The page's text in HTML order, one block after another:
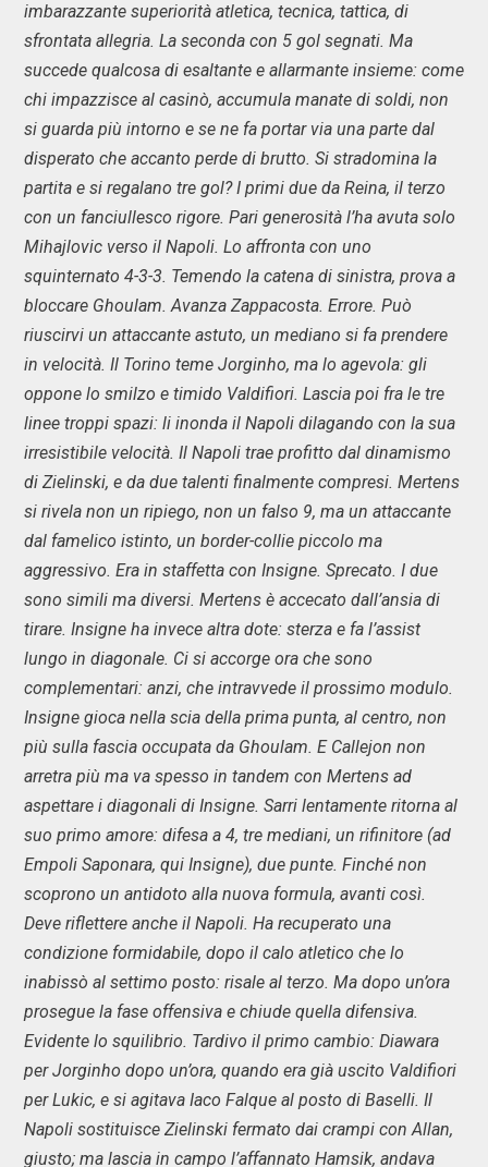
imbarazzante superiorità atletica, tecnica, tattica, di
sfrontata allegria. La seconda con 5 gol segnati. Ma
succede qualcosa di esaltante e allarmante insieme: come
chi impazzisce al casinò, accumula manate di soldi, non
si guarda più intorno e se ne fa portar via una parte dal
disperato che accanto perde di brutto. Si stradomina la
partita e si regalano tre gol? I primi due da Reina, il terzo
con un fanciullesco rigore. Pari generosità l’ha avuta solo
Mihajlovic verso il Napoli. Lo affronta con uno
squinternato 4-3-3. Temendo la catena di sinistra, prova a
bloccare Ghoulam. Avanza Zappacosta. Errore. Può
riuscirvi un attaccante astuto, un mediano si fa prendere
in velocità. Il Torino teme Jorginho, ma lo agevola: gli
oppone lo smilzo e timido Valdifiori. Lascia poi fra le tre
linee troppi spazi: li inonda il Napoli dilagando con la sua
irresistibile velocità. Il Napoli trae profitto dal dinamismo
di Zielinski, e da due talenti finalmente compresi. Mertens
si rivela non un ripiego, non un falso 9, ma un attaccante
dal famelico istinto, un border-collie piccolo ma
aggressivo. Era in staffetta con Insigne. Sprecato. I due
sono simili ma diversi. Mertens è accecato dall’ansia di
tirare. Insigne ha invece altra dote: sterza e fa l’assist
lungo in diagonale. Ci si accorge ora che sono
complementari: anzi, che intravvede il prossimo modulo.
Insigne gioca nella scia della prima punta, al centro, non
più sulla fascia occupata da Ghoulam. E Callejon non
arretra più ma va spesso in tandem con Mertens ad
aspettare i diagonali di Insigne. Sarri lentamente ritorna al
suo primo amore: difesa a 4, tre mediani, un rifinitore (ad
Empoli Saponara, qui Insigne), due punte. Finché non
scoprono un antidoto alla nuova formula, avanti così.
Deve riflettere anche il Napoli. Ha recuperato una
condizione formidabile, dopo il calo atletico che lo
inabissò al settimo posto: risale al terzo. Ma dopo un’ora
prosegue la fase offensiva e chiude quella difensiva.
Evidente lo squilibrio. Tardivo il primo cambio: Diawara
per Jorginho dopo un’ora, quando era già uscito Valdifiori
per Lukic, e si agitava Iaco Falque al posto di Baselli. Il
Napoli sostituisce Zielinski fermato dai crampi con Allan,
giusto; ma lascia in campo l’affannato Hamsik, andava